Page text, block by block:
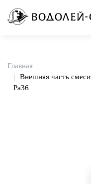
Главная
Внешняя часть
Pa36